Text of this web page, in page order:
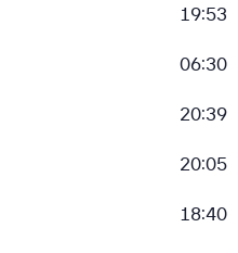
19:53
06:30
20:39
20:05
18:40